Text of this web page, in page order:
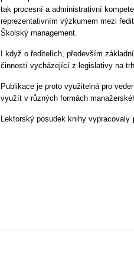
tak procesní a administrativní
reprezentativním výzkumem mezi
Školský management.
I když o ředitelích, především
činností vycházející z legislativy na
Publikace je proto využitelná pro
využít v různých formách
Lektorský posudek knihy vypracovaly